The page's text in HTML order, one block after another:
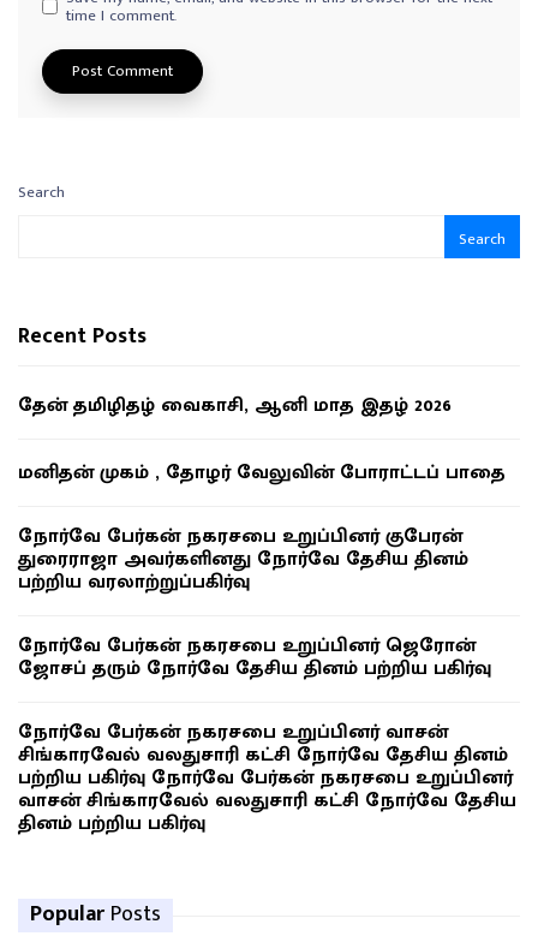
time I comment.
Search
Search
Recent Posts
தேன் தமிழிதழ் வைகாசி, ஆனி மாத இதழ் 2026
மனிதன் முகம் , தோழர் வேலுவின் போராட்டப் பாதை
நோர்வே பேர்கன் நகரசபை உறுப்பினர் குபேரன்
துரைராஜா அவர்களினது நோர்வே தேசிய தினம்
பற்றிய வரலாற்றுப்பகிர்வு
நோர்வே பேர்கன் நகரசபை உறுப்பினர் ஜெரோன்
ஜோசப் தரும் நோர்வே தேசிய தினம் பற்றிய பகிர்வு
நோர்வே பேர்கன் நகரசபை உறுப்பினர் வாசன்
சிங்காரவேல் வலதுசாரி கட்சி நோர்வே தேசிய தினம்
பற்றிய பகிர்வு நோர்வே பேர்கன் நகரசபை உறுப்பினர்
வாசன் சிங்காரவேல் வலதுசாரி கட்சி நோர்வே தேசிய
தினம் பற்றிய பகிர்வு
Popular Posts